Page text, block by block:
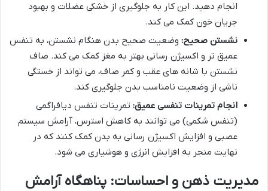
انجام دهید. این کار به جلوگیری از خشکی عضلات و بهبود
جریان خون کمک می کند.
نشستن صحیح: وضعیت صحیح بدن هنگام نشستن، به تنفس
عمیق تر و اکسیژن رسانی بهتر به مغز کمک می کند. صاف
نشستن با شانه های عقب و کمر صاف، می تواند از خستگی
ناشی از وضعیت نامناسب بدن جلوگیری کند.
انجام تمرینات تنفسی عمیق: تمرینات تنفس دیافراگمی
(تنفس شکمی) می توانند به کاهش استرس، آرامش سیستم
عصبی و افزایش اکسیژن رسانی به بدن کمک کنند که در
نهایت منجر به افزایش انرژی و هوشیاری می شود.
مدیریت ذهن و احساسات: پناهگاه آرامش